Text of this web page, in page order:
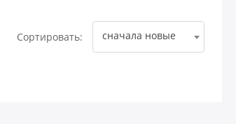
Сортировать: сначала новые